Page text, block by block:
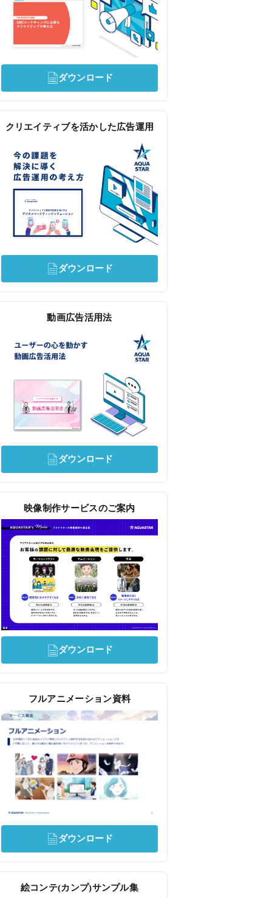
ダウンロード
クリエイティブを活かした広告運用
ダウンロード
動画広告活用法
ダウンロード
映像制作サービスのご案内
ダウンロード
フルアニメーション資料
ダウンロード
絵コンテ(カンプ)サンプル集